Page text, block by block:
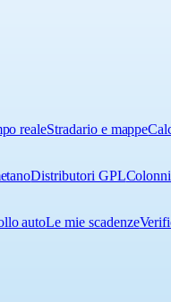
realeStradario e mappe
Distributori GPL
autoLe mie scadenze